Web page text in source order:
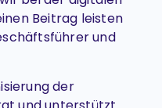
Beitrag leisten
und
der